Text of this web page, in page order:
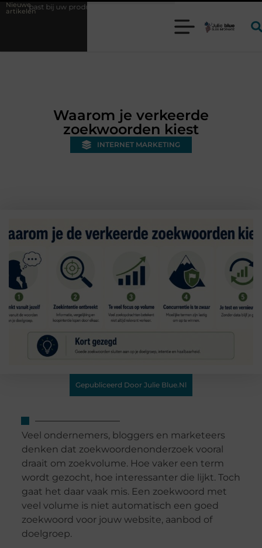
Nieuwe
artikelen
productieproces?
Waarom je verkeerde
zoekwoorden kiest
INTERNET MARKETING
Gepubliceerd Door Julie Blue.nl
Veel ondernemers, bloggers en marketeers
denken dat zoekwoordenonderzoek vooral
draait om zoekvolume. Hoe vaker een term
wordt gezocht, hoe interessanter die lijkt. Toch
gaat het daar vaak mis. Een zoekwoord met
veel volume is niet automatisch een goed
zoekwoord voor jouw website, aanbod of
doelgroep.